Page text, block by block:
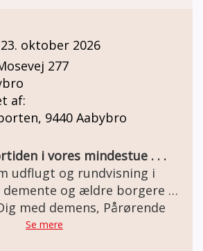
Fonden.
oktober 2026
277
af:
9440 Aabybro
i vores mindestue . . .
udflugt og rundvisning i
og ældre borgere .
er totalrenoveret og
og oplevelsescenter.
med demens, Pårørende
Se mere